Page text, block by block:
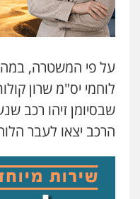
עו"ד
פלילי
עו"ד
פלילי
גיל
פלילי
על פי המשטרה,
לוחמי יס"מ שרון
שבסיומן זיהו רכב
הרכב יצאו לעבר